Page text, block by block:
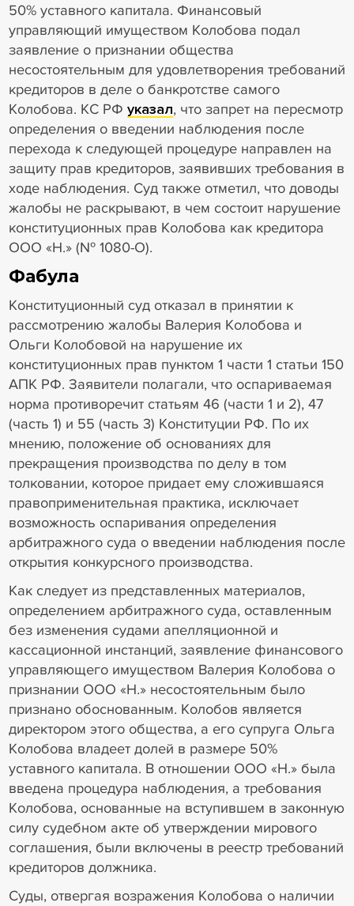
50% уставного капитала. Финансовый
управляющий имуществом Колобова подал
заявление о признании общества
несостоятельным для удовлетворения требований
кредиторов в деле о банкротстве самого
Колобова. КС РФ указал, что запрет на пересмотр
определения о введении наблюдения после
перехода к следующей процедуре направлен на
защиту прав кредиторов, заявивших требования в
ходе наблюдения. Суд также отметил, что доводы
жалобы не раскрывают, в чем состоит нарушение
конституционных прав Колобова как кредитора
ООО «Н.» (№ 1080-О).
Фабула
Конституционный суд отказал в принятии к
рассмотрению жалобы Валерия Колобова и
Ольги Колобовой на нарушение их
конституционных прав пунктом 1 части 1 статьи 150
АПК РФ. Заявители полагали, что оспариваемая
норма противоречит статьям 46 (части 1 и 2), 47
(часть 1) и 55 (часть 3) Конституции РФ. По их
мнению, положение об основаниях для
прекращения производства по делу в том
толковании, которое придает ему сложившаяся
правоприменительная практика, исключает
возможность оспаривания определения
арбитражного суда о введении наблюдения после
открытия конкурсного производства.
Как следует из представленных материалов,
определением арбитражного суда, оставленным
без изменения судами апелляционной и
кассационной инстанций, заявление финансового
управляющего имуществом Валерия Колобова о
признании ООО «Н.» несостоятельным было
признано обоснованным. Колобов является
директором этого общества, а его супруга Ольга
Колобова владеет долей в размере 50%
уставного капитала. В отношении ООО «Н.» была
введена процедура наблюдения, а требования
Колобова, основанные на вступившем в законную
силу судебном акте об утверждении мирового
соглашения, были включены в реестр требований
кредиторов должника.
Суды, отвергая возражения Колобова о наличии